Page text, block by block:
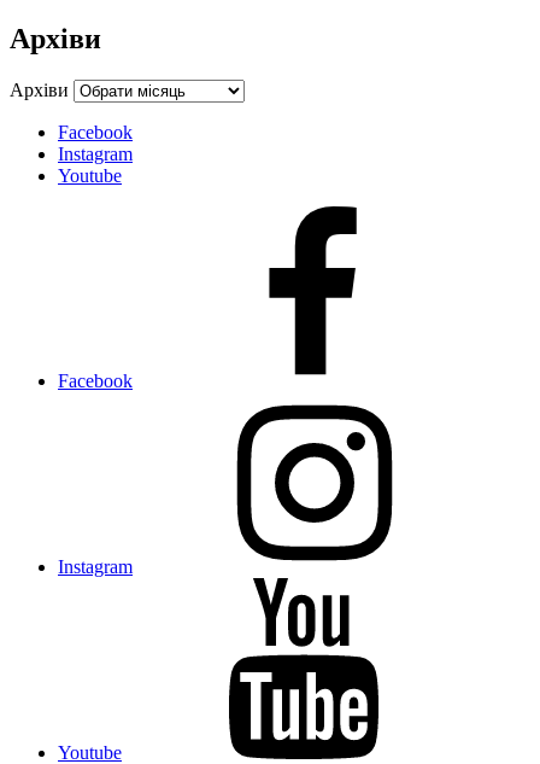
Архіви
Архіви
Facebook
Instagram
Youtube
Facebook
Instagram
Youtube